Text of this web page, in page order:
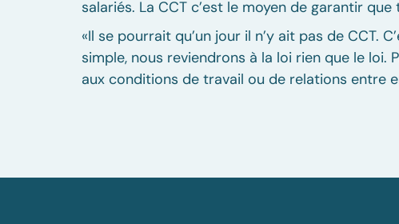
salariés. La CCT c’est le moyen de garantir
«Il se pourrait qu’un jour il n’y ait pas de CCT.
simple, nous reviendrons à la loi rien que le
aux conditions de travail ou de relations entre